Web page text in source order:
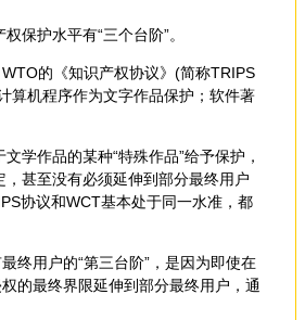
护水平有“三个台阶”。
的《知识产权协议》(简称TRIPS
算机程序作为文字作品保护；软件著
作品的某种“特殊作品”给予保护，
甚至没有必须延伸到部分最终用户
协议和WCT基本处于同一水准，都
用户的“第三台阶”，是因为即使在
的最终界限延伸到部分最终用户，通